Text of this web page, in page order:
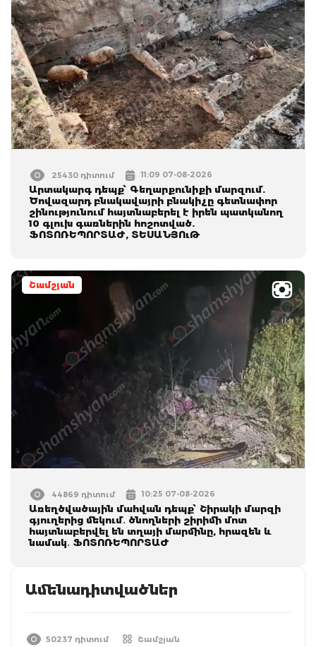
25430 դիտում 11:09 07-08-2026
Արտակարգ դեպք՝ Գեղարքունիքի մարզում.
Ծովազարդ բնակավայրի բնակիչը գետնափոր
շինությունում հայտնաբերել է իրեն պատկանող
10 գլուխ գառներին հոշոտված.
ՖՈՏՈՌԵՊՈՐՏԱԺ, ՏԵՍԱՆՅՈւԹ
Շամշյան
44869 դիտում 10:25 07-08-2026
Առեղծվածային մահվան դեպք՝ Շիրակի մարզի
գյուղերից մեկում․ ծնողների շիրիմի մոտ
հայտնաբերվել են տղայի մարմինը, հրազեն և
նամակ․ ՖՈՏՈՌԵՊՈՐՏԱԺ
Ամենադիտվածներ
50237 դիտում Շամշյան